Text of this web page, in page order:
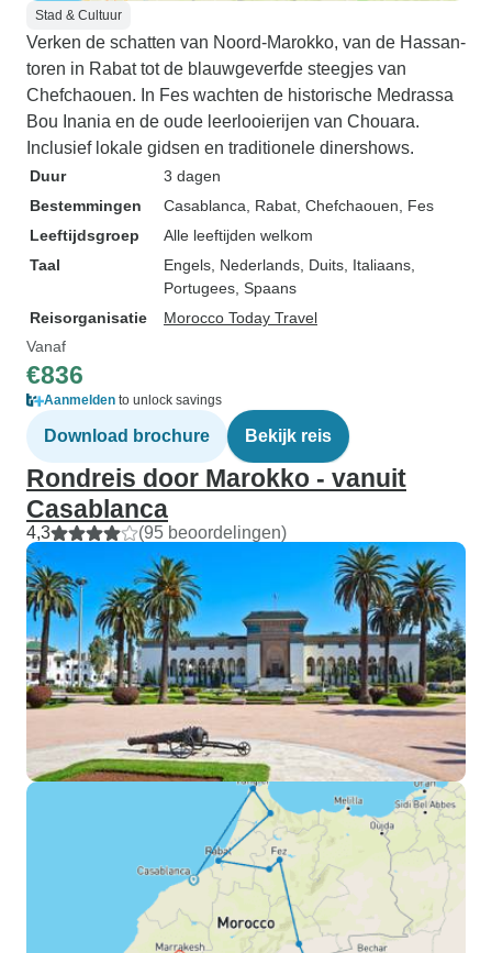
Stad & Cultuur
Verken de schatten van Noord-Marokko, van de Hassan-
toren in Rabat tot de blauwgeverfde steegjes van
Chefchaouen. In Fes wachten de historische Medrassa
Bou Inania en de oude leerlooierijen van Chouara.
Inclusief lokale gidsen en traditionele dinershows.
Duur
3 dagen
Bestemmingen
Casablanca , Rabat , Chefchaouen , Fes
Leeftijdsgroep
Alle leeftijden welkom
Taal
Engels, Nederlands, Duits, Italiaans,
Portugees, Spaans
Reisorganisatie
Morocco Today Travel
Vanaf
€836
Aanmelden to unlock savings
Download brochure Bekijk reis
Rondreis door Marokko - vanuit
Casablanca
4,3 (95 beoordelingen)